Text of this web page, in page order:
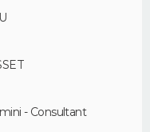
- Consultant